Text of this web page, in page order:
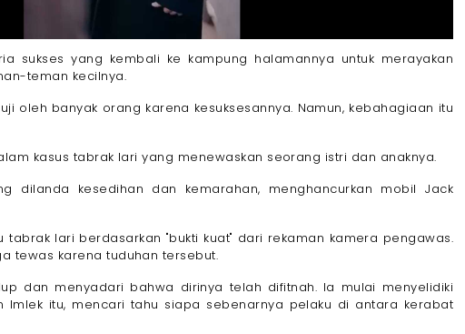
sukses yang kembali ke kampung halamannya untuk merayakan
teman kecilnya.
oleh banyak orang karena kesuksesannya. Namun, kebahagiaan itu
kasus tabrak lari yang menewaskan seorang istri dan anaknya.
dilanda kesedihan dan kemarahan, menghancurkan mobil Jack
tabrak lari berdasarkan "bukti kuat" dari rekaman kamera pengawas.
tewas karena tuduhan tersebut.
dan menyadari bahwa dirinya telah difitnah. Ia mulai menyelidiki
itu, mencari tahu siapa sebenarnya pelaku di antara kerabat